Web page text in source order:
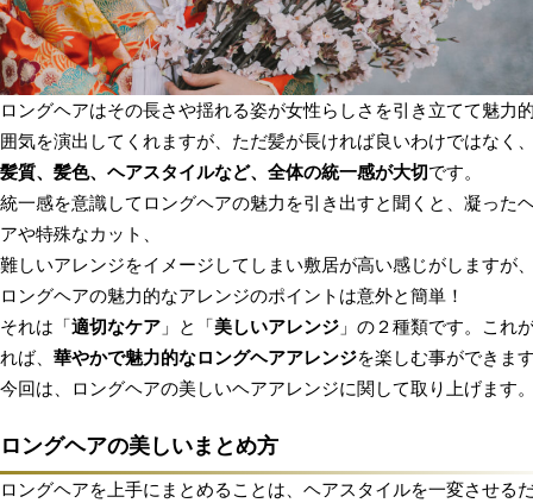
ロングヘアはその長さや揺れる姿が女性らしさを引き立てて魅力
囲気を演出してくれますが、ただ髪が長ければ良いわけではなく
髪質、髪色、ヘアスタイルなど、全体の統一感が大切です。
統一感を意識してロングヘアの魅力を引き出すと聞くと、凝った
アや特殊なカット、
難しいアレンジをイメージしてしまい敷居が高い感じがしますが
ロングヘアの魅力的なアレンジのポイントは意外と簡単！
それは「適切なケア 」と「美しいアレンジ 」の２種類です。これ
れば、 華やかで魅力的なロングヘアアレンジを楽しむ事ができま
今回は、ロングヘアの美しいヘアアレンジに関して取り上げます
ロングヘアの美しいまとめ方
ロングヘアを上手にまとめることは、ヘアスタイルを一変させる